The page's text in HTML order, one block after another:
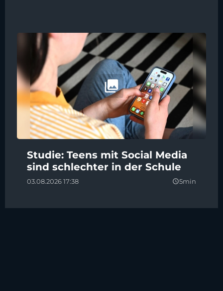
Studie: Teens mit Social Media
sind schlechter in der Schule
03.08.2026 17:38 query_builder5min